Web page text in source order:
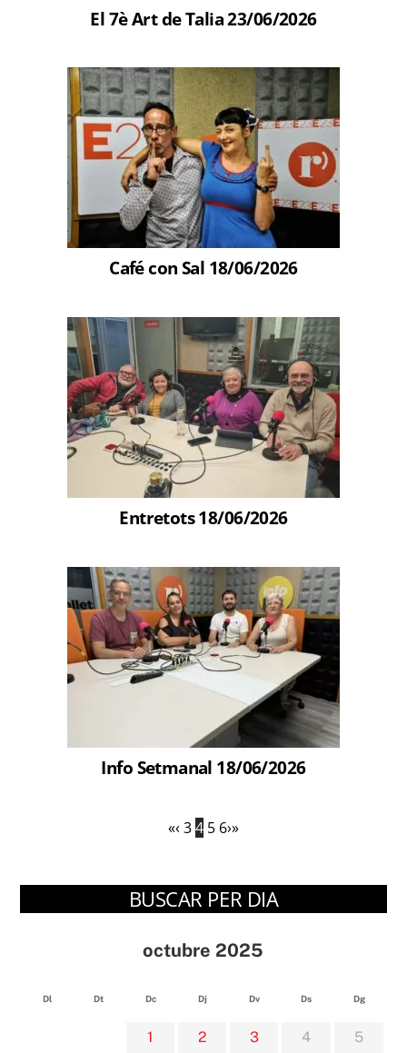
El 7è Art de Talia 23/06/2026
Café con Sal 18/06/2026
Entretots 18/06/2026
Info Setmanal 18/06/2026
«‹ 34 5 6›»
BUSCAR PER DIA
octubre 2025
Dl Dt Dc Dj Dv Ds Dg
1 2 3 4 5